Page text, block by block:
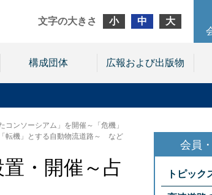
文字の大きさ 小 中
大
構成団体 広報および出版物
コンソーシアム」を開催～「危機」
転機」とする自動物流道路～ など
・開催～占
トピック